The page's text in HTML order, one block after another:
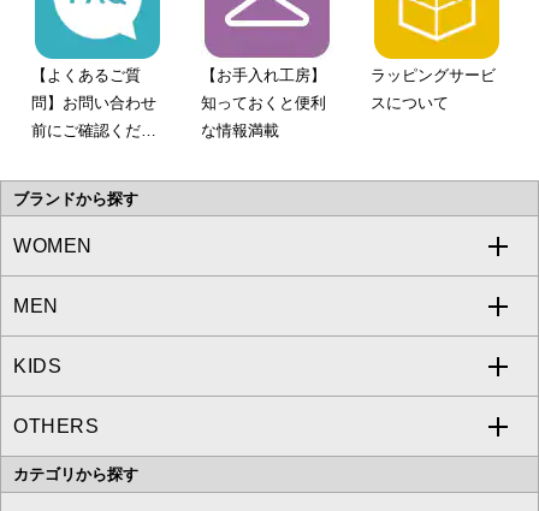
【よくあるご質
問】お問い合わせ
前にご確認くださ
【お手入れ工房】
知っておくと便利
な情報満載
ラッピングサービ
スについて
ブランドから探す
WOMEN
a.v.v
MICHEL KLEIN
MK MICHEL KLEIN
OFUON le MK
MEN
a.v.v
MICHEL KLEIN HOMME
MK MICHEL KLEIN HOMME
KIDS
a.v.v
OTHERS
MK MICHEL KLEIN BAG
カテゴリから探す